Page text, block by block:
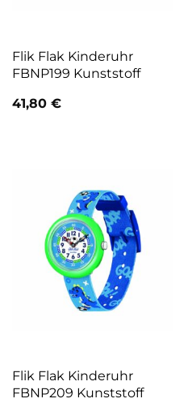
Flik Flak Kinderuhr
FBNP199 Kunststoff
41,80 €
Flik Flak Kinderuhr
FBNP209 Kunststoff